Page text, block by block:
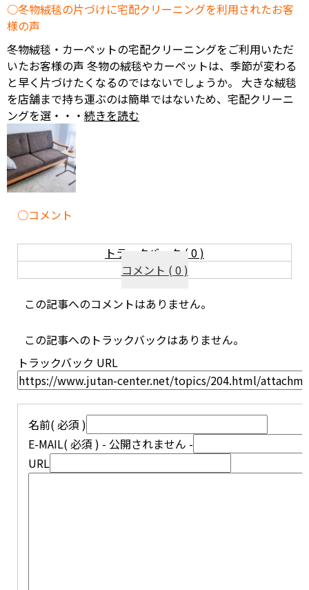
冬物絨毯の片づけに宅配クリーニングを利用されたお客
様の声
冬物絨毯・カーペットの宅配クリーニングをご利用いただ
いたお客様の声 冬物の絨毯やカーペットは、季節が変わる
と早く片づけたくなるのではないでしょうか。 大きな絨毯
を店舗まで持ち運ぶのは簡単ではないため、宅配クリーニ
ングを選・・・ 続きを読む
コメント
トラックバック ( 0 )
コメント ( 0 )
この記事へのコメントはありません。
この記事へのトラックバックはありません。
トラックバック URL
名前( 必須 )
E-MAIL( 必須 ) - 公開されません -
URL